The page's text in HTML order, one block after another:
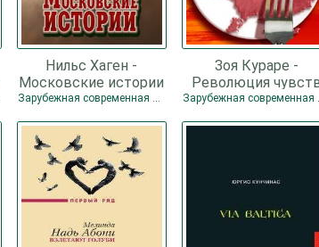
Нильс Хаген -
Московские истории
Зарубежная современная проза
Зоя Кураре -
Революция